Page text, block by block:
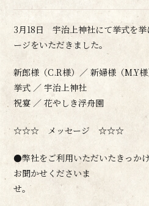
3月18日 宇治上神社にて挙式を挙
ージをいただきました。
新郎様（C.R様）／ 新婦様（M.Y様
挙式 ／ 宇治上神社
祝宴 ／ 花やしき浮舟園
☆☆☆ メッセージ ☆☆☆
●弊社をご利用いただいたきっか
お聞かせくださいま
せ